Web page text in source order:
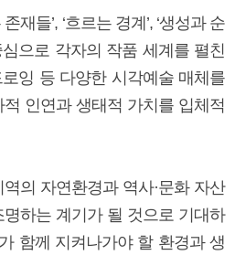
재들’, ‘흐르는 경계’, ‘생성과 순
으로 각자의 작품 세계를 펼친
잉 등 다양한 시각예술 매체를
인연과 생태적 가치를 입체적
의 자연환경과 역사·문화 자산
하는 계기가 될 것으로 기대하
함께 지켜나가야 할 환경과 생